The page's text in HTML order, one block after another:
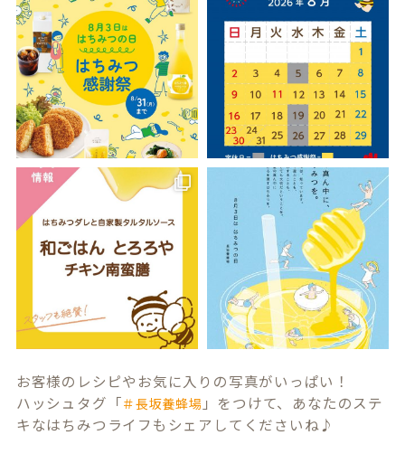
お客様のレシピやお気に入りの写真がいっぱい！
ハッシュタグ「＃長坂養蜂場 」をつけて、あなたのステ
キなはちみつライフもシェアしてくださいね♪